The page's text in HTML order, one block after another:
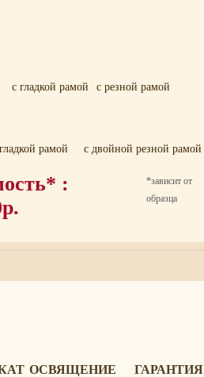
с гладкой рамой с резной рамой
рамой с двойной резной рамой
:
*зависит от
образца
ОСВЯЩЕНИЕ
ГАРАНТИЯ